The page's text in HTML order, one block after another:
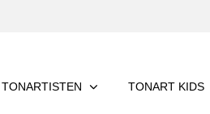
TONARTISTEN TONART KIDS